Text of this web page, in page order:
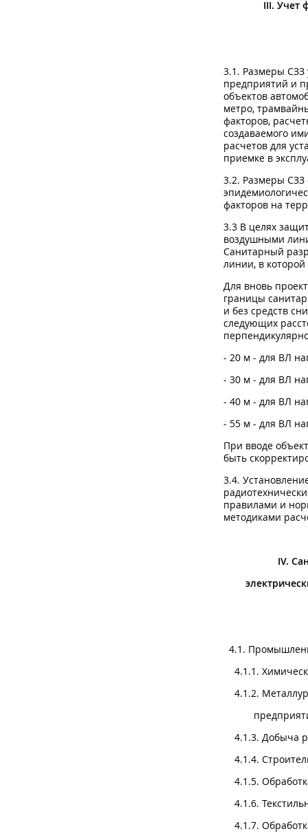
III. Учет
3.1. Размеры СЗЗ
предприятий и
объектов
метро,
факторов,
создаваемого
расчетов для
приемке в
3.2. Размеры СЗЗ
факторов на
3.3 В целях
воздушными
Санитарный
линии, в
Для вновь
границы
и без средств
следующих
- 20 м - для ВЛ
- 30 м - для ВЛ
- 40 м - для ВЛ
- 55 м - для ВЛ
При вводе
быть
3.4.
правилами и
методиками
IV.
4.1.
4.1.1.
4.1.2.
4.1.3.
4.1.4.
4.1.5.
4.1.6.
4.1.7.